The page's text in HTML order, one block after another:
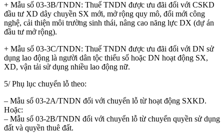
+ Mẫu số 03-3B/TNDN: Thuế TNDN được ưu đãi đối với CSKD
đầu tư XD dây chuyền SX mới, mở rộng quy mô, đổi mới công
nghệ, cải thiện môi trường sinh thái, nâng cao năng lực DX (dự án
đầu tư mở rộng).
+ Mẫu số 03-3C/TNDN: Thuế TNDN được ưu đãi đối với DN sử
dụng lao động là người dân tộc thiểu số hoặc DN hoạt động SX,
XD, vận tải sử dụng nhiều lao động nữ.
5/ Phụ lục chuyển lỗ theo:
– Mẫu số 03-2A/TNDN đối với chuyển lỗ từ hoạt động SXKD.
Hoặc:
– Mẫu số 03-2B/TNDN đối với chuyển lỗ từ chuyển quyền sử dụng
đất và quyền thuê đất.